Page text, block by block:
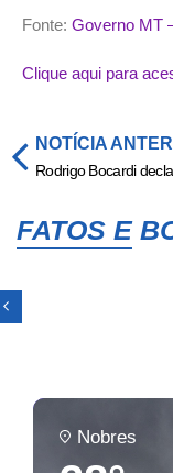
Fonte: Governo MT
Clique aqui para
NOTÍCIA
FATOS E
Nobres